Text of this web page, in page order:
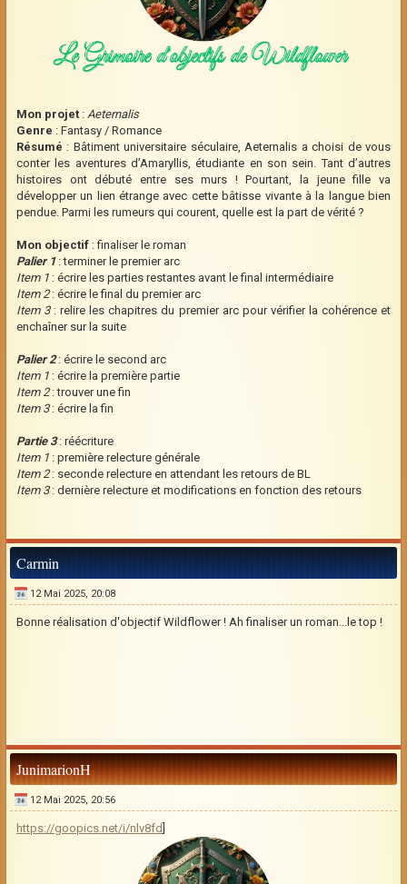
Mon projet : Aeternalis
Genre : Fantasy / Romance
Résumé : Bâtiment universitaire séculaire, Aeternalis a choisi de vous
conter les aventures d’Amaryllis, étudiante en son sein. Tant d’autres
histoires ont débuté entre ses murs ! Pourtant, la jeune fille va
développer un lien étrange avec cette bâtisse vivante à la langue bien
pendue. Parmi les rumeurs qui courent, quelle est la part de vérité ?
Mon objectif : finaliser le roman
Palier 1: terminer le premier arc
Item 1 : écrire les parties restantes avant le final intermédiaire
Item 2: écrire le final du premier arc
Item 3: relire les chapitres du premier arc pour vérifier la cohérence et
enchaîner sur la suite
Palier 2: écrire le second arc
Item 1 : écrire la première partie
Item 2: trouver une fin
Item 3: écrire la fin
Partie 3: réécriture
Item 1 : première relecture générale
Item 2: seconde relecture en attendant les retours de BL
Item 3: dernière relecture et modifications en fonction des retours
Carmin
12 Mai 2025, 20:08
Bonne réalisation d'objectif Wildflower ! Ah finaliser un roman...le top !
JunimarionH
12 Mai 2025, 20:56
https://goopics.net/i/nlv8fd